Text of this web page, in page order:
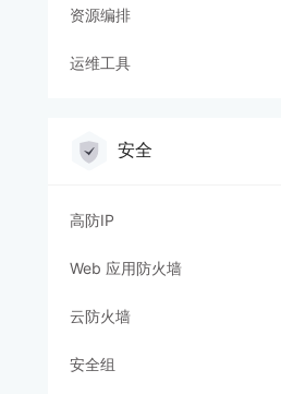
资源编排
运维工具
安全
高防IP
Web 应用防火墙
云防火墙
安全组